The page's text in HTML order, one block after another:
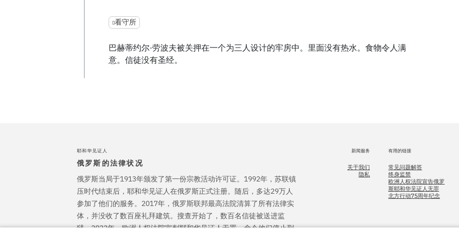
看守所
巴赫蒂约尔·劳波夫被关押在一个为三人设计的牢房中。里面没有热水。食物令人满
意。信徒没有圣经。
耶和华见证人
俄罗斯的法律状况
俄罗斯当局于1913年颁发了第一份宗教活动许可证。1992年，苏联镇
压时代结束后，耶和华见证人在俄罗斯正式注册。随后，多达29万人
参加了他们的服务。2017年，俄罗斯联邦最高法院清算了所有法律实
体，并没收了数百座礼拜建筑。搜查开始了，数百名信徒被送进监
新闻服务
关于我们
隐私
有用的链接
常见问题解答
终身监禁
欧洲人权法院宣告俄罗
斯耶和华见证人无罪
北方行动75周年纪念